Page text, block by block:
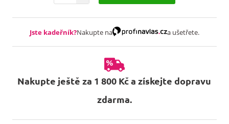
Jste kadeřník?Nakupte na a ušetřete.
Nakupte ještě za 1 800 Kč a získejte dopravu
zdarma.